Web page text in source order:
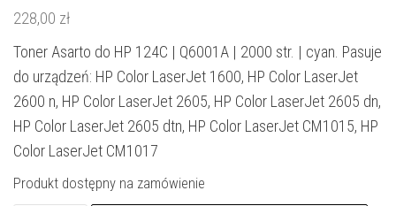
228,00 zł
Toner Asarto do HP 124C | Q6001A | 2000 str. | cyan. Pasuje
do urządzeń: HP Color LaserJet 1600, HP Color LaserJet
2600 n, HP Color LaserJet 2605, HP Color LaserJet 2605 dn,
HP Color LaserJet 2605 dtn, HP Color LaserJet CM1015, HP
Color LaserJet CM1017
Produkt dostępny na zamówienie